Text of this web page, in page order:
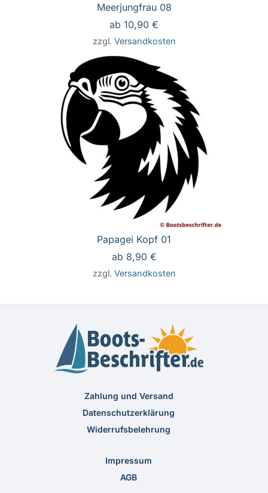
Meerjungfrau 08
ab 10,90 €
zzgl. Versandkosten
Papagei Kopf 01
ab 8,90 €
zzgl. Versandkosten
Zahlung und Versand
Datenschutzerklärung
Widerrufsbelehrung
Impressum
AGB